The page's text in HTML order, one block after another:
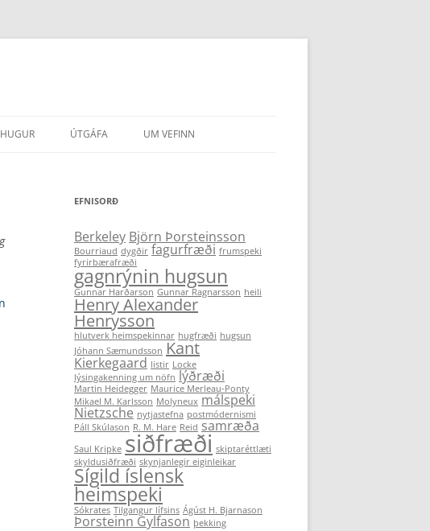
FYRIR HÖFUNDA
FÉLAGSINS
ÚTGÁFA UM VEFINN
EFNISORÐ
Berkeley Björn Þorsteinsson
Bourriaud dygðir fagurfræði frumspeki
fyrirbærafræði
gagnrýnin hugsun
Gunnar Harðarson Gunnar Ragnarsson heili
Henry Alexander
Henrysson
hlutverk heimspekinnar hugfræði hugsun
Jóhann Sæmundsson Kant
Kierkegaard listir Locke
lýsingakenning um nöfn lýðræði
Martin Heidegger Maurice Merleau-Ponty
Mikael M. Karlsson Molyneux málspeki
Nietzsche nytjastefna postmódernismi
Páll Skúlason R. M. Hare Reid samræða
Saul Kripke siðfræði skiptaréttlæti
skyldusiðfræði skynjanlegir eiginleikar
Sígild íslensk
heimspeki
Sókrates Tilgangur lífsins Ágúst H. Bjarnason
Þorsteinn Gylfason þekking